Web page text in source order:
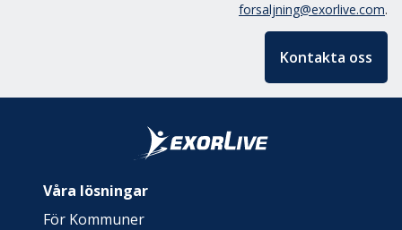
forsaljning@exorlive.com.
Kontakta oss
Våra lösningar
För Kommuner